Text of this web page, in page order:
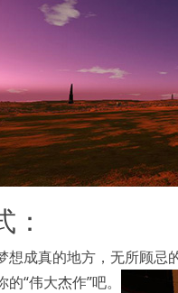
想成真的地方，无所顾
“伟大杰作”吧。